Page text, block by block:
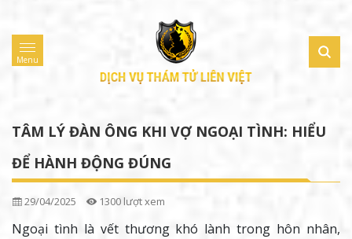
Menu
TÂM LÝ ĐÀN ÔNG KHI VỢ NGOẠI TÌNH: HIỂU
ĐỂ HÀNH ĐỘNG ĐÚNG
29/04/2025 1300 lượt xem
Ngoại tình là vết thương khó lành trong hôn nhân,